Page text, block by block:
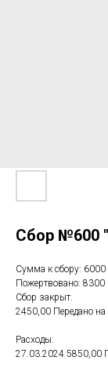
Сбор №600
Сумма к сбору: 6000
Пожертвовано: 8300
Сбор закрыт.
2450,00 Передано
Расходы:
27.03.2024 5850,00